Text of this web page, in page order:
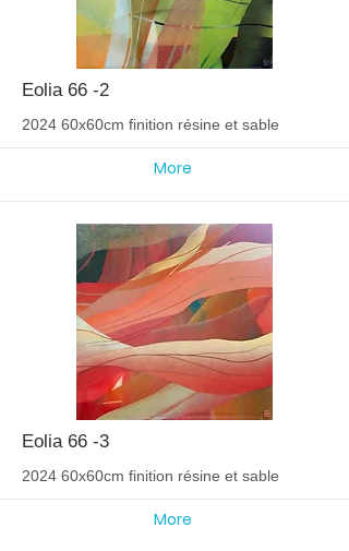
Eolia 66 -2
2024 60x60cm finition résine et sable
More
Eolia 66 -3
2024 60x60cm finition résine et sable
More